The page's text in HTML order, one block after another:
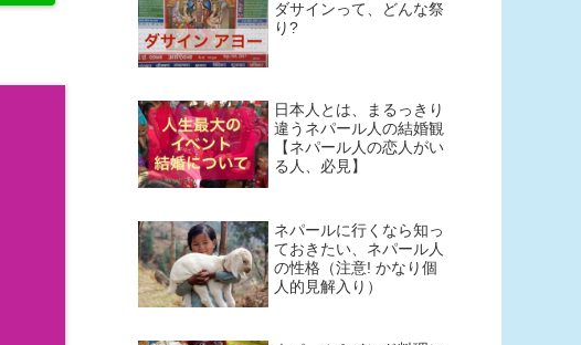
ダサインって、どんな祭
り?
日本人とは、まるっきり
違うネパール人の結婚観
【ネパール人の恋人がい
る人、必見】
ネパールに行くなら知っ
ておきたい、ネパール人
の性格（注意! かなり個
人的見解入り）